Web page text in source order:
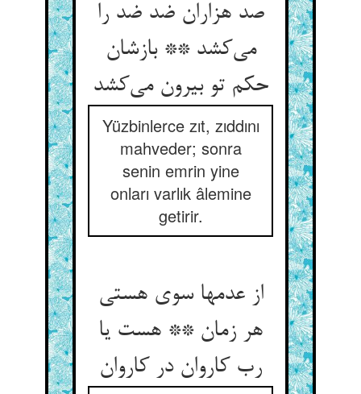
صد هزاران ضد ضد را
می‌‌کشد ** بازشان
حکم تو بیرون می‌‌کشد
Yüzbinlerce zıt, zıddını
mahveder; sonra
senin emrin yine
onları varlık âlemine
getirir.
از عدمها سوی هستی
هر زمان ** هست یا